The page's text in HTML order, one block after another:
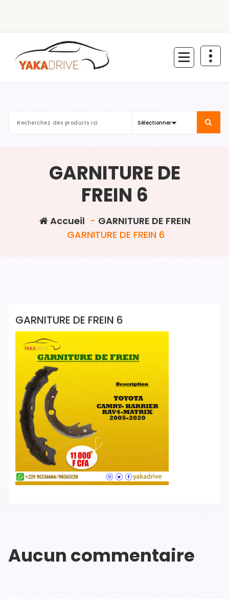
contenu
GARNITURE DE
FREIN 6
Accueil - GARNITURE DE FREIN
GARNITURE DE FREIN 6
GARNITURE DE FREIN 6
Aucun commentaire